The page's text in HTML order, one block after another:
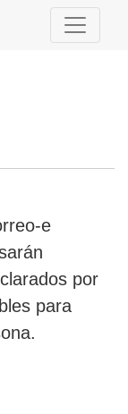
e
por
para